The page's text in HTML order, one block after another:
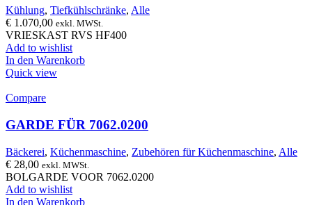
Kühlung, Tiefkühlschränke, Alle
€ 1.070,00 exkl. MWSt.
VRIESKAST RVS HF400
Add to wishlist
In den Warenkorb
Quick view
Compare
GARDE FÜR 7062.0200
Bäckerei, Küchenmaschine, Zubehören für Küchenmaschine, Alle
€ 28,00 exkl. MWSt.
BOLGARDE VOOR 7062.0200
Add to wishlist
In den Warenkorb